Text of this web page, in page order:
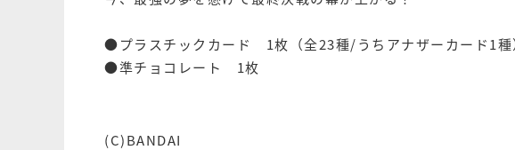
●プラスチックカード 1枚（全23種/うちアナザーカード1種
●準チョコレート 1枚
(C)BANDAI